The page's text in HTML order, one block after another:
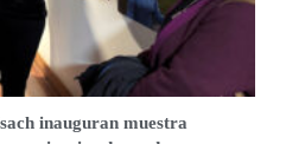
inauguran muestra